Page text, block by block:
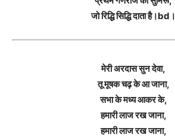
जो रिद्धि सिद्धि दाता है।bd।
मेरी अरदास सुन देवा,
तू मूषक चढ़ के आ जाना,
सभा के मध्य आकर के,
हमारी लाज रख जाना,
हमारी लाज रख जाना,